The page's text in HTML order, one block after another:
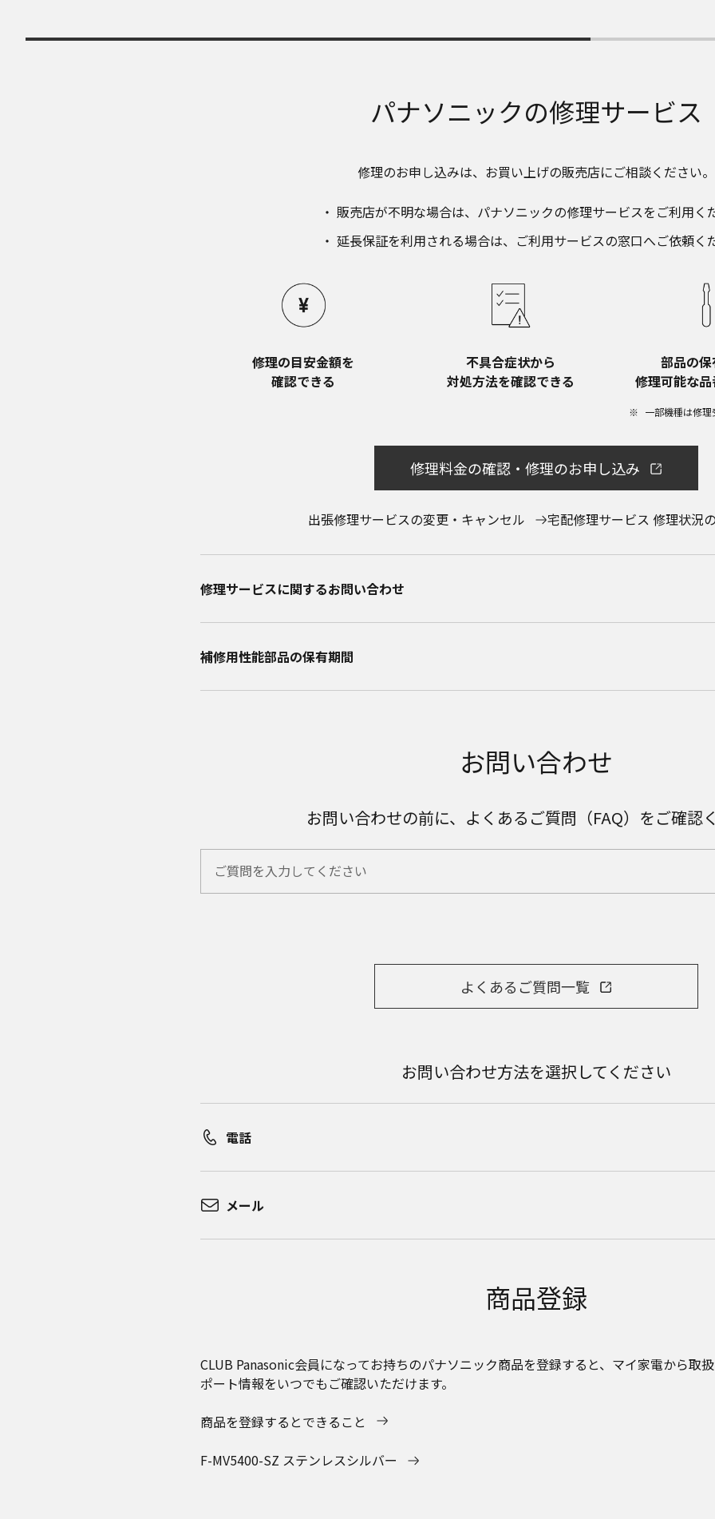
パナソニックの修理サービス
修理のお申し込みは、​ お買い上げの販売店にご相談ください。​
販売店が不明な場合は、​パナソニックの修理サービスをご利用く
延長保証を利用される場合は、​ご利用サービスの窓口へご依頼く
修理の目安金額を​
確認できる
不具合症状から​
対処方法を確認できる
部品の
修理可能な
一部機種は修
修理料金の確認・修理のお申し込み
出張修理サービスの変更・キャンセル 宅配修理サービス 修理状況
修理サービスに関するお問い合わせ​
補修用性能部品の保有期間​
お問い合わせ
お問い合わせの前に、よくあるご質問（FAQ）をご確認
よくあるご質問一覧
お問い合わせ方法を選択してください
電話
メール
商品登録
CLUB Panasonic会員になってお持ちのパナソニック商品を登録すると、マイ家電から取
ポート情報をいつでもご確認いただけます。
商品を登録するとできること
F-MV5400-SZ ステンレスシルバー